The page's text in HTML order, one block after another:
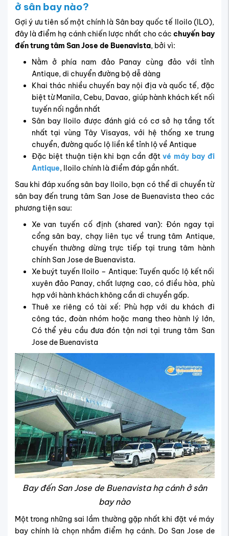
ở sân bay nào?
Gợi ý ưu tiên số một chính là Sân bay quốc tế Iloilo (ILO),
đây là điểm hạ cánh chiến lược nhất cho cácchuyến bay
đến trung tâm San Jose de Buenavista, bởi vì:
Nằm ở phía nam đảo Panay cùng đảo với tỉnh
Antique, di chuyển đường bộ dễ dàng
Khai thác nhiều chuyến bay nội địa và quốc tế, đặc
biệt từ Manila, Cebu, Davao, giúp hành khách kết nối
tuyến nối ngắn nhất
Sân bay Iloilo được đánh giá có cơ sở hạ tầng tốt
nhất tại vùng Tây Visayas, với hệ thống xe trung
chuyển, đường quốc lộ liền kề tỉnh lộ về Antique
Đặc biệt thuận tiện khi bạn cần đặtvé máy bay đi
Antique, Iloilo chính là điểm đáp gần nhất.
Sau khi đáp xuống sân bay Iloilo, bạn có thể di chuyển từ
sân bay đến trung tâm San Jose de Buenavista theo các
phương tiện sau:
Xe van tuyến cố định (shared van): Đón ngay tại
cổng sân bay, chạy liên tục về trung tâm Antique,
chuyến thường dừng trực tiếp tại trung tâm hành
chính San Jose de Buenavista.
Xe buýt tuyến Iloilo – Antique: Tuyến quốc lộ kết nối
xuyên đảo Panay, chất lượng cao, có điều hòa, phù
hợp với hành khách không cần di chuyển gấp.
Thuê xe riêng có tài xế: Phù hợp với du khách đi
công tác, đoàn nhóm hoặc mang theo hành lý lớn,
Có thể yêu cầu đưa đón tận nơi tại trung tâm San
Jose de Buenavista
Bay đến San Jose de Buenavista hạ cánh ở sân
bay nào
Một trong những sai lầm thường gặp nhất khi đặt vé máy
bay chính là chọn nhầm điểm hạ cánh. Do San Jose de